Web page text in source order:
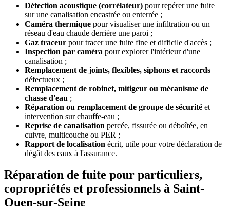
Détection acoustique (corrélateur) pour repérer une fuite
sur une canalisation encastrée ou enterrée ;
Caméra thermique pour visualiser une infiltration ou un
réseau d'eau chaude derrière une paroi ;
Gaz traceur pour tracer une fuite fine et difficile d'accès ;
Inspection par caméra pour explorer l'intérieur d'une
canalisation ;
Remplacement de joints, flexibles, siphons et raccords
défectueux ;
Remplacement de robinet, mitigeur ou mécanisme de
chasse d'eau ;
Réparation ou remplacement de groupe de sécurité et
intervention sur chauffe-eau ;
Reprise de canalisation percée, fissurée ou déboîtée, en
cuivre, multicouche ou PER ;
Rapport de localisation écrit, utile pour votre déclaration de
dégât des eaux à l'assurance.
Réparation de fuite pour particuliers,
copropriétés et professionnels à Saint-
Ouen-sur-Seine